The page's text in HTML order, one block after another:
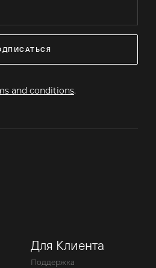
and conditions.
Для Клиента
Поддержка